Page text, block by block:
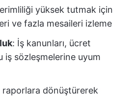
yüksek tutmak için
ve fazla mesaileri izleme
: İş kanunları, ücret
iş sözleşmelerine uyum
raporlara dönüştürerek